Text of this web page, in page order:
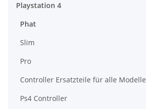
Playstation 4
Phat
Slim
Pro
Controller Ersatzteile für alle Modelle
Ps4 Controller